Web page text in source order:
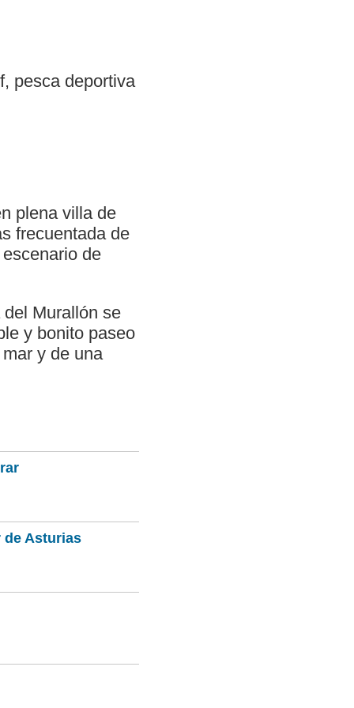
pesca deportiva
plena villa de
frecuentada de
de
Murallón se
y bonito paseo
y de una
de Asturias